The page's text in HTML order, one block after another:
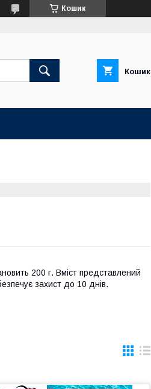
Кошик
Кошик
200 г. Вміст представлений
захист до 10 днів.